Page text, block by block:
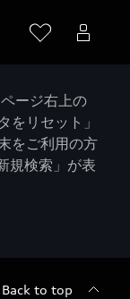
ージ右上の
をリセット」
をご利用の方
規検索」が表
Back to top